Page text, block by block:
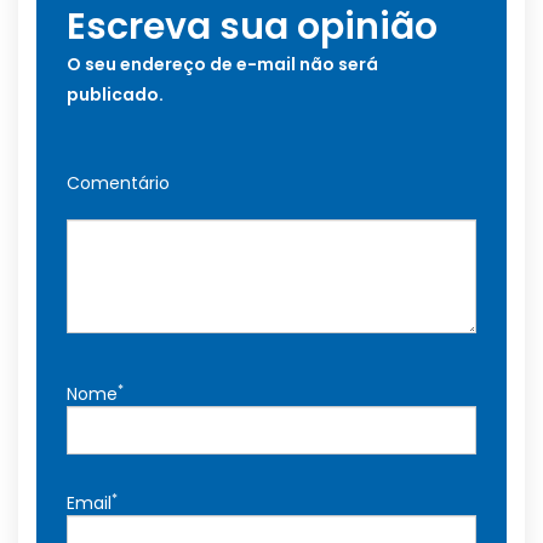
Escreva sua opinião
O seu endereço de e-mail não será
publicado.
Comentário
Nome*
Email*